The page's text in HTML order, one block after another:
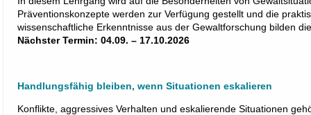
Präventionskonzepte werden zur Verfügung gestellt und die
wissenschaftliche Erkenntnisse aus der Gewaltforschung bilden
Nächster Termin: 04.09. – 17.10.2026
Handlungsfähig bleiben, wenn Situationen eskalieren
Konflikte, aggressives Verhalten und eskalierende Situationen